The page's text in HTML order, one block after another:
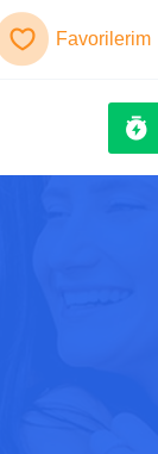
Favorilerim